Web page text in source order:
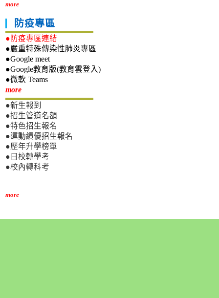
more
防疫專區
●防疫專區連結
●嚴重特殊傳染性肺炎專區
●Google meet
●Google教育版(教育雲登入)
●微軟 Teams
more新生專區
●新生報到
●招生管道名額
●特色招生報名
●運動績優招生報名
●歷年升學榜單
●日校轉學考
●校內轉科考
more